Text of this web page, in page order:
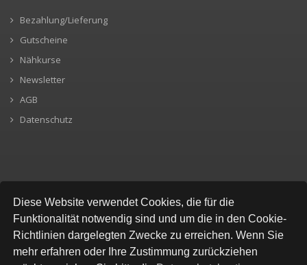
Diese Website verwendet Cookies, die für die
Funktionalität notwendig sind und um die in den Cookie-
Richtlinien dargelegten Zwecke zu erreichen. Wenn Sie
mehr erfahren oder Ihre Zustimmung zurückziehen
Bezahlung/Lieferung
Gutscheine
Nähkurse
Newsletter
AGB
Datenschutz
SICHERE BEZAHLUNG